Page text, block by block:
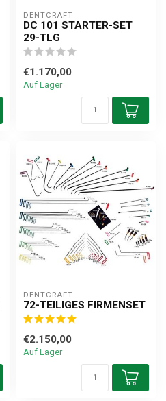
DENTCRAFT
DC 101 STARTER-SET
29-TLG
€1.170,00
Auf Lager
DENTCRAFT
72-TEILIGES FIRMENSET
€2.150,00
Auf Lager